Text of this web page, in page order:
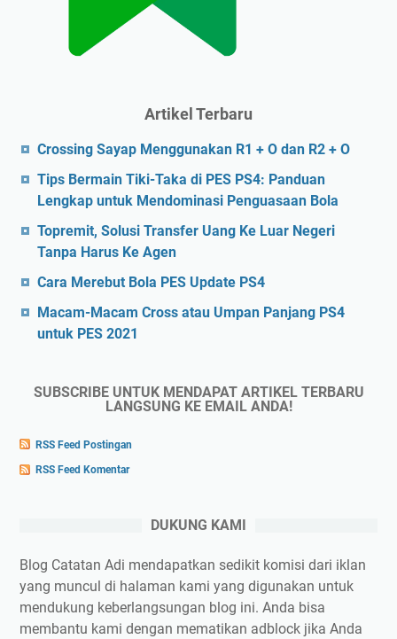
Artikel Terbaru
Crossing Sayap Menggunakan R1 + O dan R2 + O
Tips Bermain Tiki-Taka di PES PS4: Panduan
Lengkap untuk Mendominasi Penguasaan Bola
Topremit, Solusi Transfer Uang Ke Luar Negeri
Tanpa Harus Ke Agen
Cara Merebut Bola PES Update PS4
Macam-Macam Cross atau Umpan Panjang PS4
untuk PES 2021
SUBSCRIBE UNTUK MENDAPAT ARTIKEL TERBARU
LANGSUNG KE EMAIL ANDA!
RSS Feed Postingan
RSS Feed Komentar
DUKUNG KAMI
Blog Catatan Adi mendapatkan sedikit komisi dari iklan
yang muncul di halaman kami yang digunakan untuk
mendukung keberlangsungan blog ini. Anda bisa
membantu kami dengan mematikan adblock jika Anda